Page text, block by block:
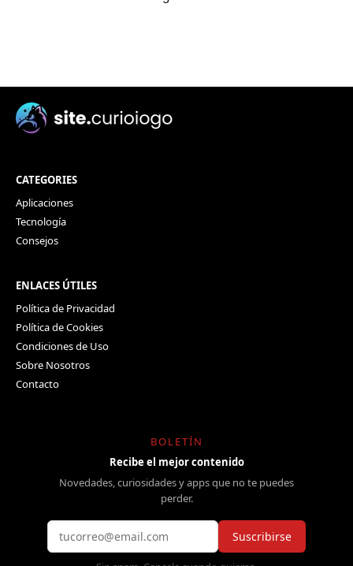
CATEGORIES
Aplicaciones
Tecnología
Consejos
ENLACES ÚTILES
Política de Privacidad
Política de Cookies
Condiciones de Uso
Sobre Nosotros
Contacto
BOLETÍN
Recibe el mejor contenido
Novedades, curiosidades y apps que no te puedes
perder.
Suscribirse